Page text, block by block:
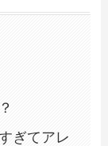
ぎてアレ